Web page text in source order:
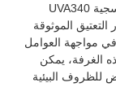
تم تصميم غرفة التعتيق المعجل بالأشعة فوق البنفسجية UVA340
التعتيق الموثوقة
في مواجهة العوامل
الغرفة، يمكن
للظروف البيئية